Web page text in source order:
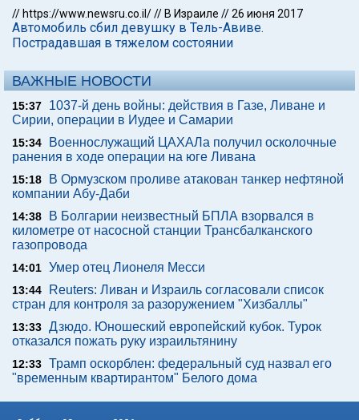
// https://www.newsru.co.il/// В Израиле //26 июня 2017
Автомобиль сбил девушку в Тель-Авиве.
Пострадавшая в тяжелом состоянии
ВАЖНЫЕ НОВОСТИ
15:37
1037-й день войны: действия в Газе, Ливане и
Сирии, операции в Иудее и Самарии
15:34
Военнослужащий ЦАХАЛа получил осколочные
ранения в ходе операции на юге Ливана
15:18
В Ормузском проливе атакован танкер нефтяной
компании Абу-Даби
14:38
В Болгарии неизвестный БПЛА взорвался в
километре от насосной станции Трансбалканского
газопровода
14:01 Умер отец Лионеля Месси
13:44
Reuters: Ливан и Израиль согласовали список
стран для контроля за разоружением "Хизбаллы"
13:33 Дзюдо. Юношеский европейский кубок. Турок
отказался пожать руку израильтянину
12:33 Трамп оскорблен: федеральный суд назвал его
"временным квартирантом" Белого дома